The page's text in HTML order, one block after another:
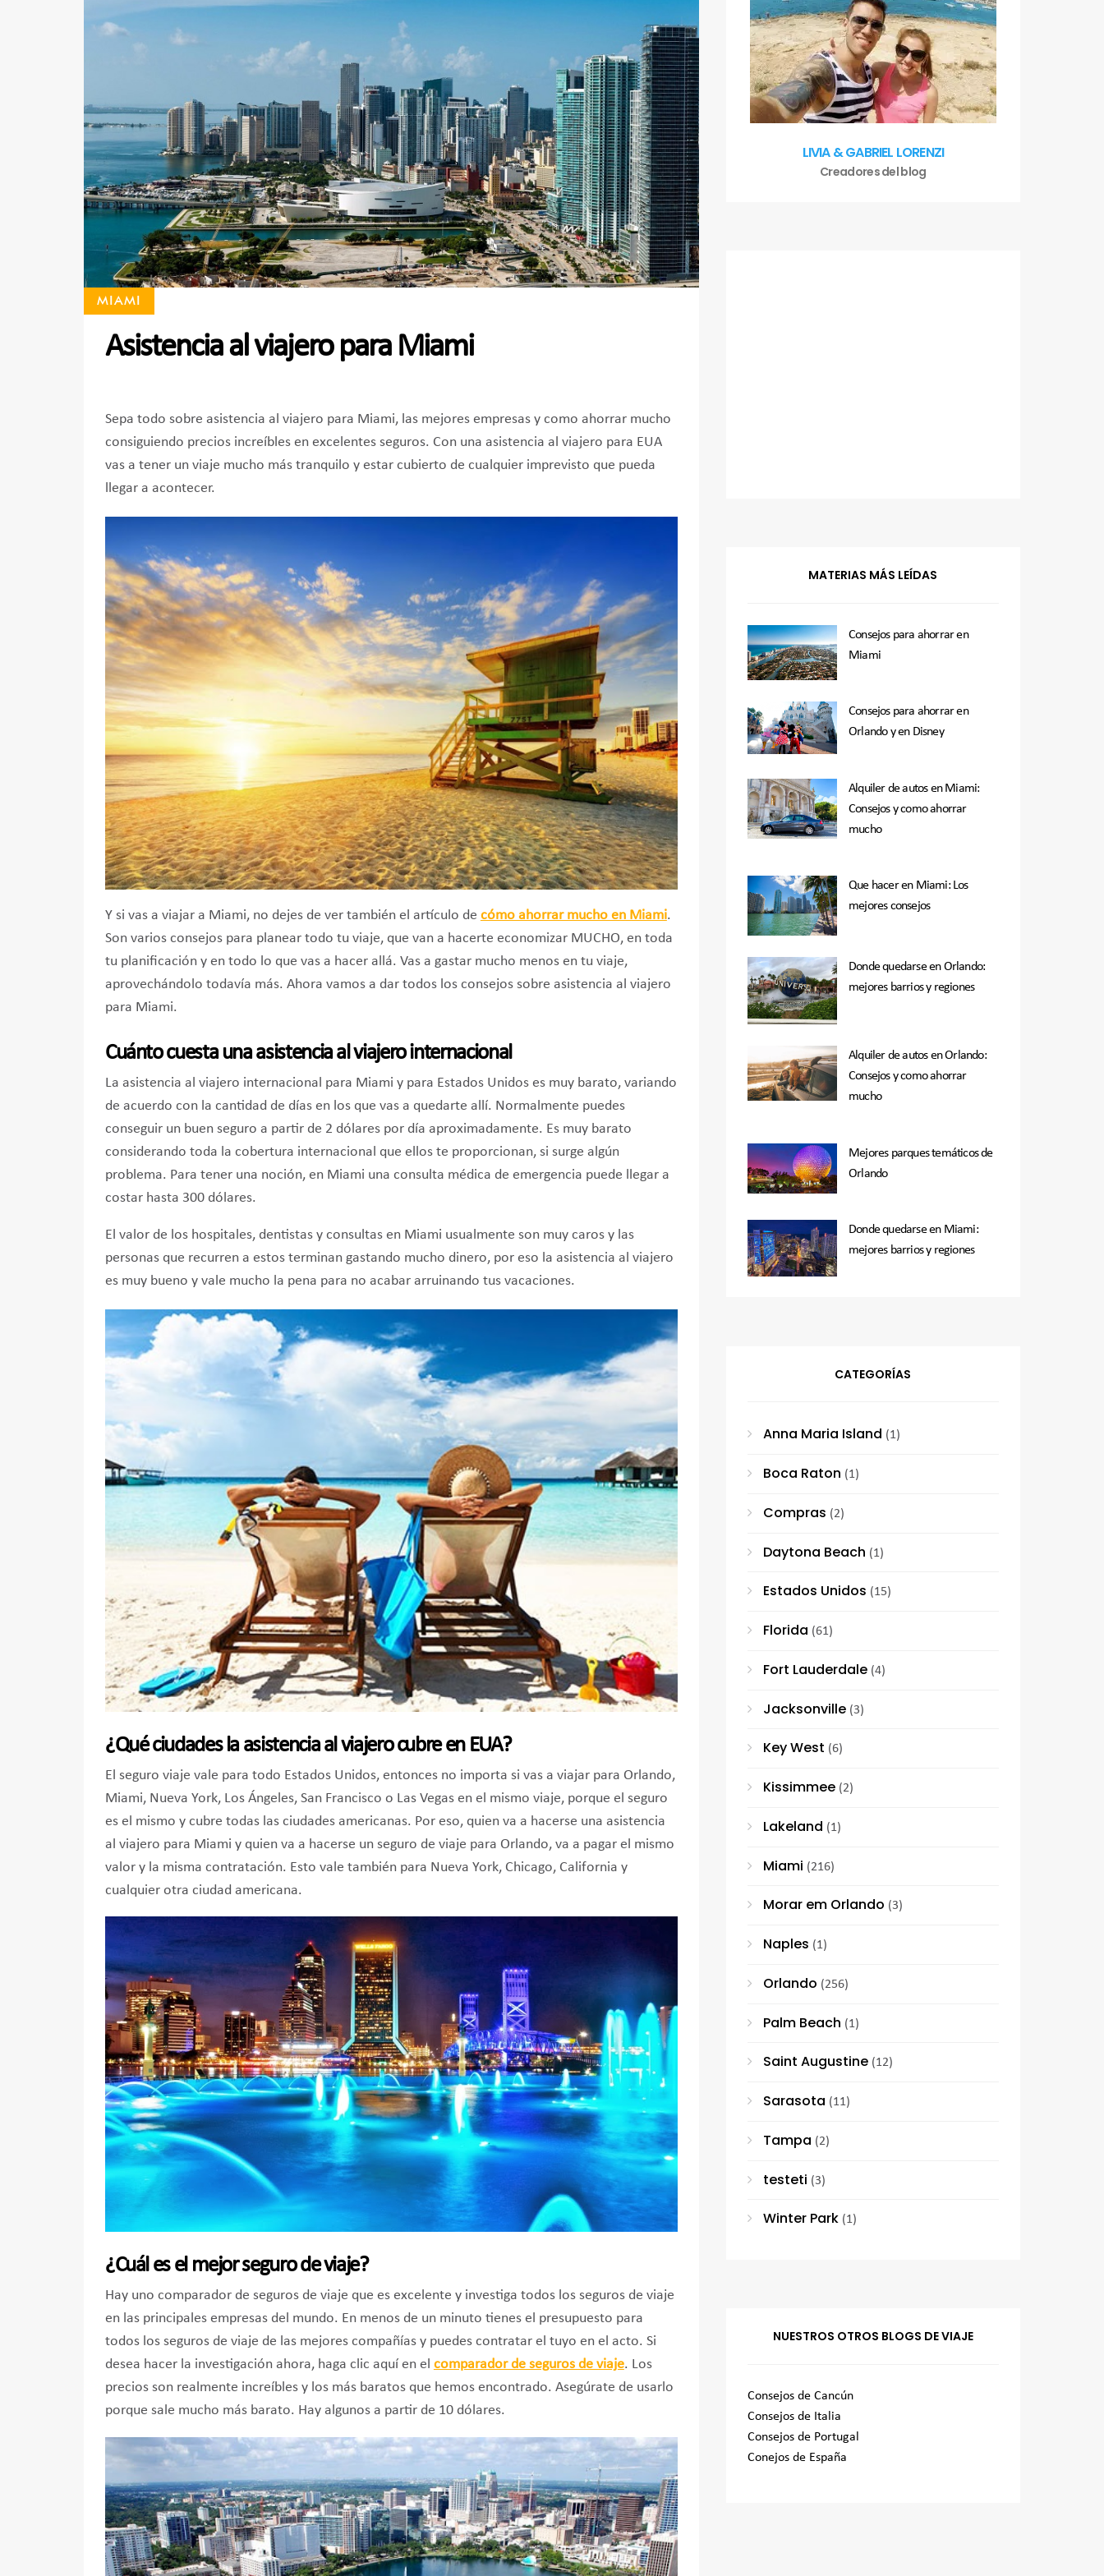
MIAMI
Asistencia al viajero para Miami
Sepa todo sobre asistencia al viajero para Miami, las mejores empresas y como ahorrar mucho
consiguiendo precios increíbles en excelentes seguros. Con una asistencia al viajero para EUA
vas a tener un viaje mucho más tranquilo y estar cubierto de cualquier imprevisto que pueda
llegar a acontecer.
Y si vas a viajar a Miami, no dejes de ver también el artículo de cómo ahorrar mucho en Miami.
Son varios consejos para planear todo tu viaje, que van a hacerte economizar MUCHO, en toda
tu planificación y en todo lo que vas a hacer allá. Vas a gastar mucho menos en tu viaje,
aprovechándolo todavía más. Ahora vamos a dar todos los consejos sobre asistencia al viajero
para Miami.
Cuánto cuesta una asistencia al viajero internacional
La asistencia al viajero internacional para Miami y para Estados Unidos es muy barato, variando
de acuerdo con la cantidad de días en los que vas a quedarte allí. Normalmente puedes
conseguir un buen seguro a partir de 2 dólares por día aproximadamente. Es muy barato
considerando toda la cobertura internacional que ellos te proporcionan, si surge algún
problema. Para tener una noción, en Miami una consulta médica de emergencia puede llegar a
costar hasta 300 dólares.
El valor de los hospitales, dentistas y consultas en Miami usualmente son muy caros y las
personas que recurren a estos terminan gastando mucho dinero, por eso la asistencia al viajero
es muy bueno y vale mucho la pena para no acabar arruinando tus vacaciones.
¿Qué ciudades la asistencia al viajero cubre en EUA?
El seguro viaje vale para todo Estados Unidos, entonces no importa si vas a viajar para Orlando,
Miami, Nueva York, Los Ángeles, San Francisco o Las Vegas en el mismo viaje, porque el seguro
es el mismo y cubre todas las ciudades americanas. Por eso, quien va a hacerse una asistencia
al viajero para Miami y quien va a hacerse un seguro de viaje para Orlando, va a pagar el mismo
valor y la misma contratación. Esto vale también para Nueva York, Chicago, California y
cualquier otra ciudad americana.
¿Cuál es el mejor seguro de viaje?
Hay uno comparador de seguros de viaje que es excelente y investiga todos los seguros de viaje
en las principales empresas del mundo. En menos de un minuto tienes el presupuesto para
todos los seguros de viaje de las mejores compañías y puedes contratar el tuyo en el acto. Si
desea hacer la investigación ahora, haga clic aquí en el comparador de seguros de viaje. Los
precios son realmente increíbles y los más baratos que hemos encontrado. Asegúrate de usarlo
porque sale mucho más barato. Hay algunos a partir de 10 dólares.
LIVIA & GABRIEL LORENZI
Creadores del blog
MATERIAS MÁS LEÍDAS
Consejos para ahorrar en
Miami
Consejos para ahorrar en
Orlando y en Disney
Alquiler de autos en Miami:
Consejos y como ahorrar
mucho
Que hacer en Miami: Los
mejores consejos
Donde quedarse en Orlando:
mejores barrios y regiones
Alquiler de autos en Orlando:
Consejos y como ahorrar
mucho
Mejores parques temáticos de
Orlando
Donde quedarse en Miami:
mejores barrios y regiones
CATEGORÍAS
Anna Maria Island (1)
Boca Raton (1)
Compras (2)
Daytona Beach (1)
Estados Unidos (15)
Florida (61)
Fort Lauderdale (4)
Jacksonville (3)
Key West (6)
Kissimmee (2)
Lakeland (1)
Miami (216)
Morar em Orlando (3)
Naples (1)
Orlando (256)
Palm Beach (1)
Saint Augustine (12)
Sarasota (11)
Tampa (2)
testeti (3)
Winter Park (1)
NUESTROS OTROS BLOGS DE VIAJE
Consejos de Cancún
Consejos de Italia
Consejos de Portugal
Conejos de España